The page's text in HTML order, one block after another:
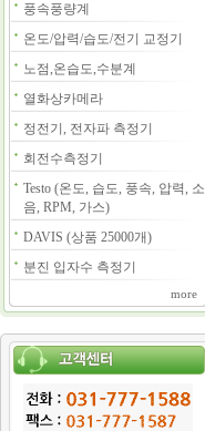
풍속풍량계
온도/압력/습도/전기 교정기
노점,온습도,수분계
열화상카메라
정전기, 전자파 측정기
회전수측정기
Testo (온도, 습도, 풍속, 압력, 소
음, RPM, 가스)
DAVIS (상품 25000개)
분진 입자수 측정기
more